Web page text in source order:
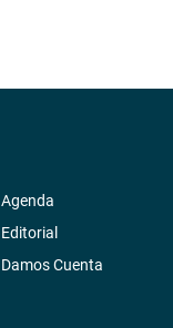
Agenda
Editorial
Damos Cuenta